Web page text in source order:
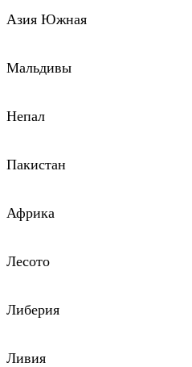
Азия Южная
Мальдивы
Непал
Пакистан
Африка
Лесото
Либерия
Ливия